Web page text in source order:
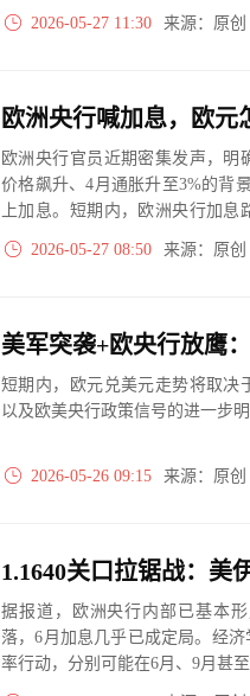
紧政策力度加大。
2026-05-27 11:30 来源：原
欧洲央行喊加息，欧元
欧洲央行官员近期密集发声，明
价格飙升、4月通胀升至3%的背
上加息。短期内，欧洲央行加
于通胀是否向工资和核心...
2026-05-27 08:50 来源：原
美军突袭+欧央行放鹰
短期内，欧元兑美元走势将取决
以及欧美央行政策信号的进一步明
2026-05-26 09:15 来源：原
据报道，欧洲央行内部已基本
落，6月加息几乎已成定局。经
率行动，分别可能在6月、9月甚至